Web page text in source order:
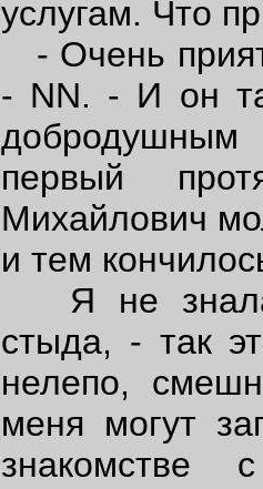
услугам. Что
- Очень
- NN. - И он
добродушным
первый
Михайлович
и тем
Я не знала,
стыда, - так
нелепо,
меня могут
знакомстве